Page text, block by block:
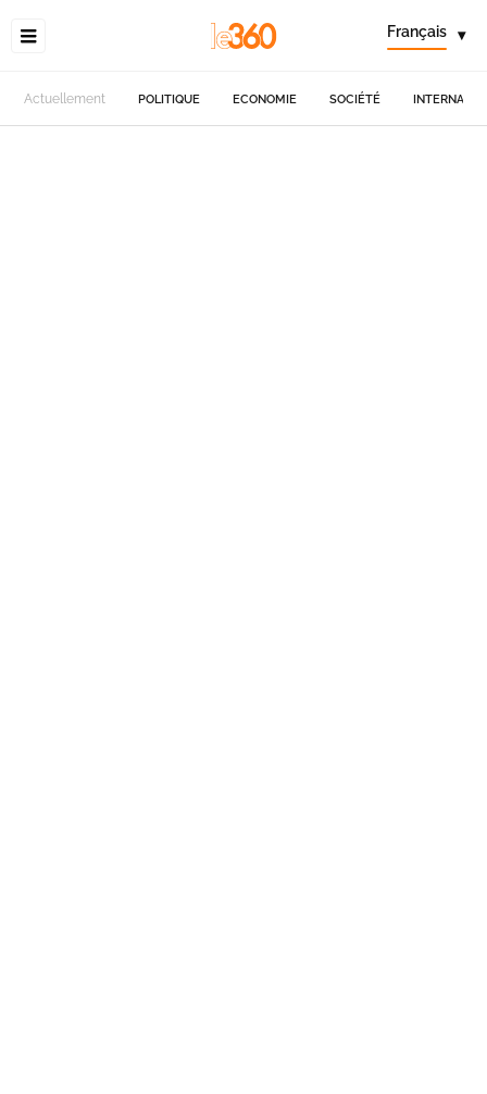
Français ▾
Actuellement POLITIQUE ECONOMIE SOCIÉTÉ